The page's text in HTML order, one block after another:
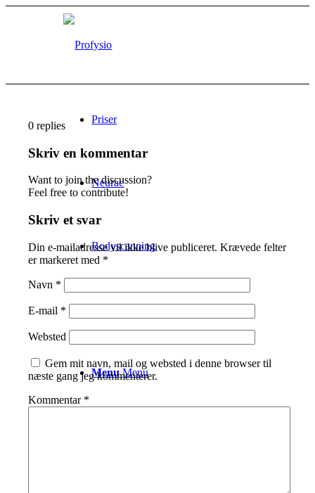
Priser
Neurac
Bodyscanning
Menu Menu
0 replies
Skriv en kommentar
Want to join the discussion?
Feel free to contribute!
Skriv et svar
Din e-mailadresse vil ikke blive publiceret. Krævede felter
er markeret med *
Navn *
E-mail *
Websted
Gem mit navn, mail og websted i denne browser til
næste gang jeg kommenterer.
Kommentar *